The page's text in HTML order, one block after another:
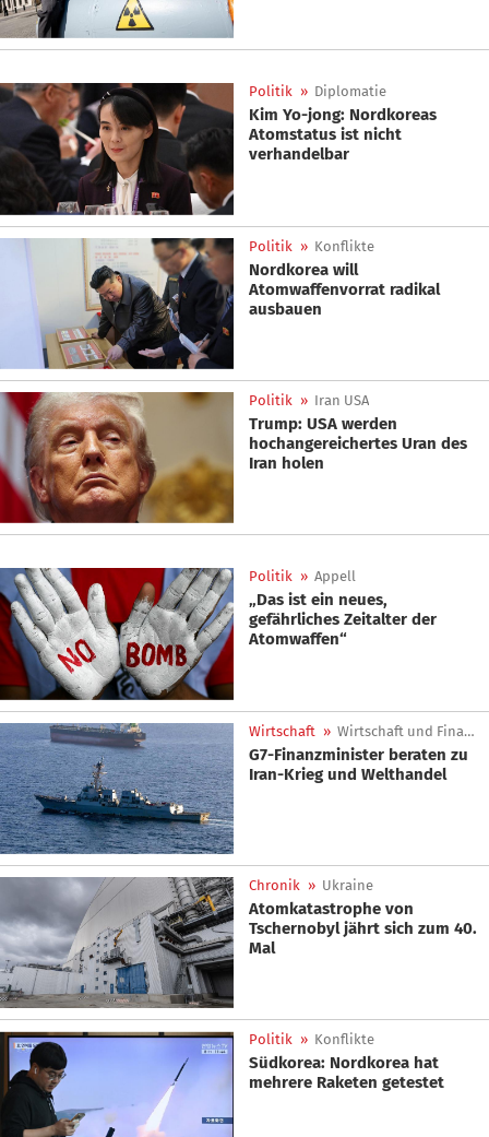
Politik » Diplomatie
Kim Yo-jong: Nordkoreas
Atomstatus ist nicht
verhandelbar
Politik » Konflikte
Nordkorea will
Atomwaffenvorrat radikal
ausbauen
Politik » Iran USA
Trump: USA werden
hochangereichertes Uran des
Iran holen
Politik » Appell
„Das ist ein neues,
gefährliches Zeitalter der
Atomwaffen“
Wirtschaft » Wirtschaft und Finanzen
G7-Finanzminister beraten zu
Iran-Krieg und Welthandel
Chronik » Ukraine
Atomkatastrophe von
Tschernobyl jährt sich zum 40.
Mal
Politik » Konflikte
Südkorea: Nordkorea hat
mehrere Raketen getestet